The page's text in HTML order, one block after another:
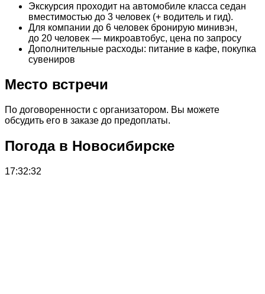
Экскурсия проходит на автомобиле класса седан
вместимостью до 3 человек (+ водитель и гид).
Для компании до 6 человек бронирую минивэн,
до 20 человек — микроавтобус, цена по запросу
Дополнительные расходы: питание в кафе, покупка
сувениров
Место встречи
По договоренности с организатором. Вы можете
обсудить его в заказе до предоплаты.
Погода в Новосибирске
17:32:32